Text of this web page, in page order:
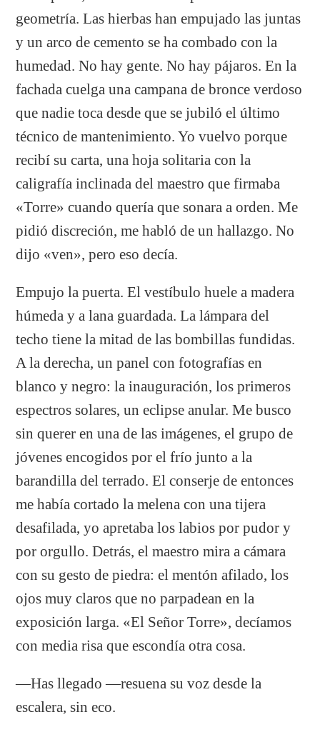
geometría. Las hierbas han empujado las juntas
y un arco de cemento se ha combado con la
humedad. No hay gente. No hay pájaros. En la
fachada cuelga una campana de bronce verdoso
que nadie toca desde que se jubiló el último
técnico de mantenimiento. Yo vuelvo porque
recibí su carta, una hoja solitaria con la
caligrafía inclinada del maestro que firmaba
«Torre» cuando quería que sonara a orden. Me
pidió discreción, me habló de un hallazgo. No
dijo «ven», pero eso decía.
Empujo la puerta. El vestíbulo huele a madera
húmeda y a lana guardada. La lámpara del
techo tiene la mitad de las bombillas fundidas.
A la derecha, un panel con fotografías en
blanco y negro: la inauguración, los primeros
espectros solares, un eclipse anular. Me busco
sin querer en una de las imágenes, el grupo de
jóvenes encogidos por el frío junto a la
barandilla del terrado. El conserje de entonces
me había cortado la melena con una tijera
desafilada, yo apretaba los labios por pudor y
por orgullo. Detrás, el maestro mira a cámara
con su gesto de piedra: el mentón afilado, los
ojos muy claros que no parpadean en la
exposición larga. «El Señor Torre», decíamos
con media risa que escondía otra cosa.
—Has llegado —resuena su voz desde la
escalera, sin eco.